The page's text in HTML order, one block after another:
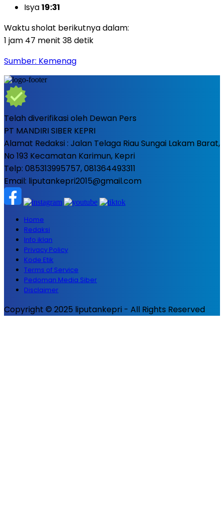
Isya19:31
Waktu sholat berikutnya dalam:
1 jam 47 menit 37 detik
Sumber: Kemenag
Telah diverifikasi oleh Dewan Pers
PT MANDIRI SIBER KEPRI
Alamat Redaksi : Jalan Telaga Riau Sungai Lakam Barat,
No 193 Kecamatan Karimun, Kepri
Telp: 085313995757, 081364493311
Email: liputankepri2015@gmail.com
Home
Redaksi
Info iklan
Privacy Policy
Kode Etik
Terms of Service
Pedoman Media Siber
Disclaimer
Copyright © 2025 liputankepri - All Rights Reserved